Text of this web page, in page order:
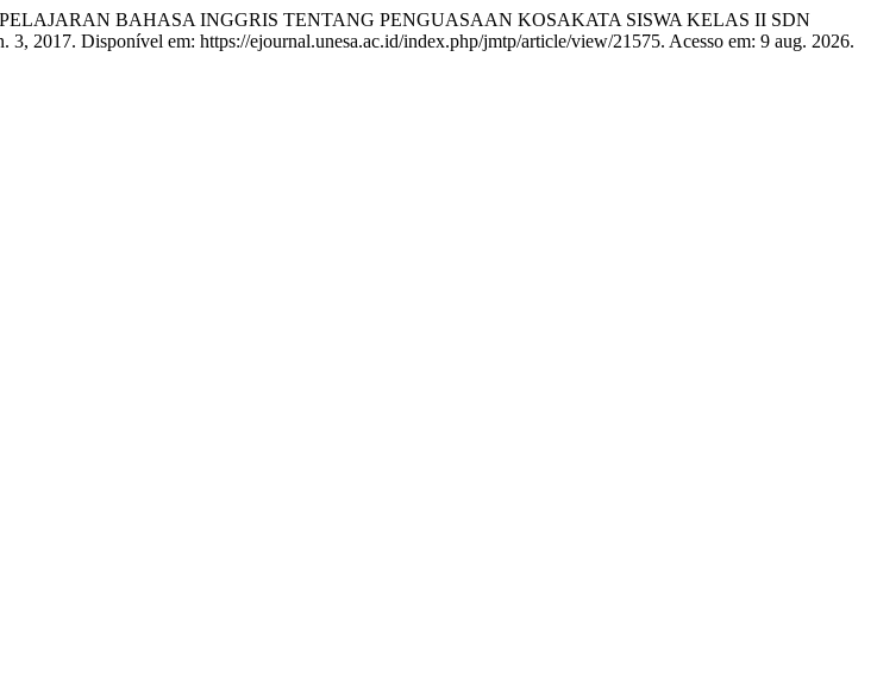
BAHASA INGGRIS TENTANG PENGUASAAN KOSAKATA SISWA KELAS II SDN
3, 2017. Disponível em: https://ejournal.unesa.ac.id/index.php/jmtp/article/view/21575. Acesso em: 9 aug. 2026.